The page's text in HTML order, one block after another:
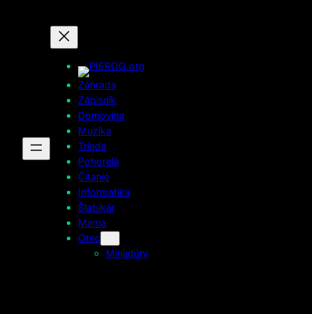
Záhrada
Zápisník
Domovina
Muzika
Trieda
Pohorelá
Čítanie
Informatika
Šlabikár
Mama
Otec
Miniatúry